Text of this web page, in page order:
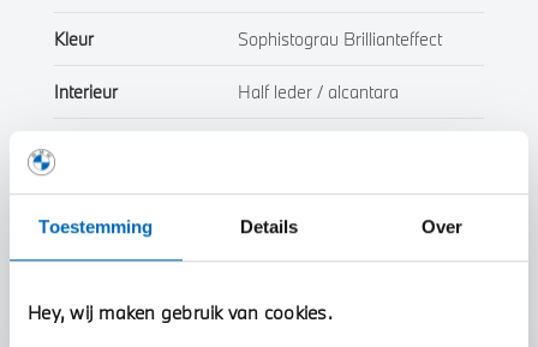
Toestemming Details Over
Hey, wij maken gebruik van cookies.
Kleur Sophistograu Brillianteffect
Interieur Half leder / alcantara
Toon alle eigenschappen